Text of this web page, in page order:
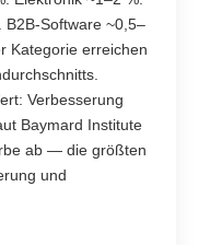
B2B-Software ~0,5–
Kategorie erreichen
Verbesserung
Baymard Institute
ab — die größten
und